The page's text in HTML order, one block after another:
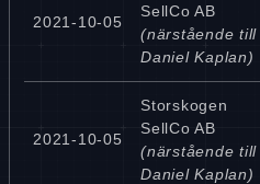
2021-10-05
SellCo AB
(närstående till
Daniel Kaplan)
2021-10-05
Storskogen
SellCo AB
(närstående till
Daniel Kaplan)